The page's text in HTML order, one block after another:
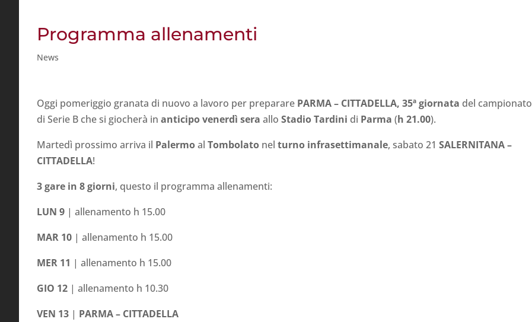
Programma allenamenti
News
Oggi pomeriggio granata di nuovo a lavoro per preparare PARMA – CITTADELLA, 35ª giornata del campionato
di Serie B che si giocherà in anticipo venerdì sera allo Stadio Tardini di Parma (h 21.00).
Martedì prossimo arriva il Palermoal Tombolato nel turno infrasettimanale, sabato 21 SALERNITANA –
CITTADELLA!
3 gare in 8 giorni, questo il programma allenamenti:
LUN 9 | allenamento h 15.00
MAR 10 | allenamento h 15.00
MER 11 | allenamento h 15.00
GIO 12 | allenamento h 10.30
VEN 13 | PARMA – CITTADELLA